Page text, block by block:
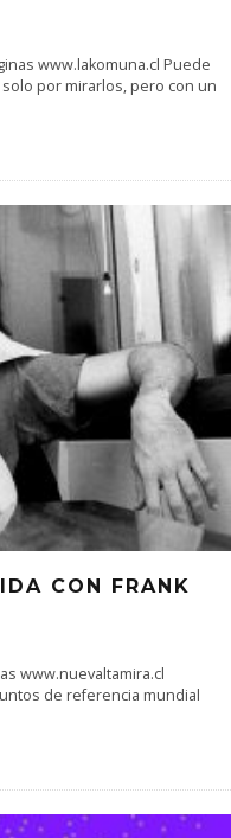
www.lakomuna.cl Puede
por mirarlos, pero con un
CON FRANK
www.nuevaltamira.cl
de referencia mundial